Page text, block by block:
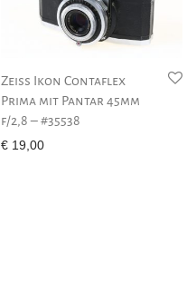
Zeiss Ikon Contaflex
Prima mit Pantar 45mm
f/2,8 – #35538
€ 19,00